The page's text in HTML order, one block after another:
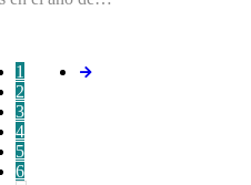
1
2
3
4
5
6